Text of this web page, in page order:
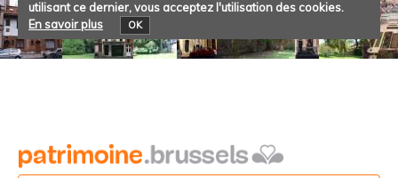
utilisant ce dernier, vous acceptez l'utilisation des cookies.
En savoir plus
OK